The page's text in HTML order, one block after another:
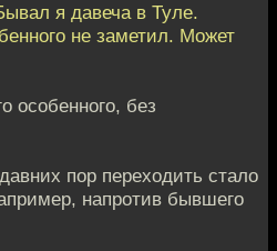
я давеча в Туле.
не заметил. Может
особенного, без
пор переходить стало
напротив бывшего